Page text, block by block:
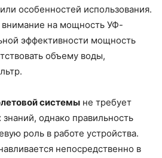
особенностей использования.
внимание на мощность УФ-
эффективности мощность
объему воды,
системы не требует
однако правильность
роль в работе устройства.
непосредственно в